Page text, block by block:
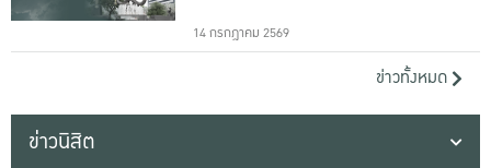
14 กรกฎาคม 2569
ข่าวทั้งหมด
ข่าวนิสิต